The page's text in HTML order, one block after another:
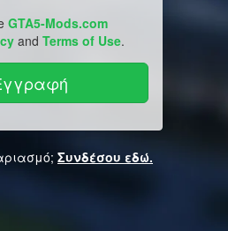
GTA5-Mods.com
and Terms of Use.
Συνδέσου εδώ.